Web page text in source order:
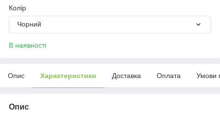
Колір
Чорний
В наявності
Опис Характеристики Доставка Оплата Умови
Опис